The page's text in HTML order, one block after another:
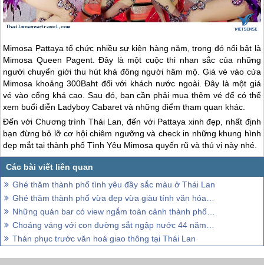
Mimosa Pattaya tổ chức nhiều sự kiện hàng năm, trong đó nổi bật là
Mimosa Queen Pagent. Đây là một cuộc thi nhan sắc của những
người chuyển giới thu hút khá đông người hâm mộ. Giá vé vào cửa
Mimosa khoảng 300Baht đối với khách nước ngoài. Đây là một giá
vé vào cổng khá cao. Sau đó, bạn cần phải mua thêm vé để có thể
xem buổi diễn Ladyboy Cabaret và những điểm tham quan khác.
Đến với Chương trình Thái Lan , đến với Pattaya xinh đẹp, nhất định
bạn đừng bỏ lỡ cơ hội chiêm ngưỡng và check in những khung hình
đẹp mắt tại thành phố Tình Yêu Mimosa quyến rũ và thú vị này nhé.
Ghé thăm thành phố tình yêu đầy sắc màu ở Thái Lan
Ghé thăm thành phố vừa đẹp vừa giàu tính văn hóa ở Thái Lan
Những quán bar có view ngắm toàn cảnh thành phố Bangkok của Thái Lan.
Choáng váng với con đường sắt ngập nước 44 năm nay nổi lên tại Thái Lan
Thán phục trước văn hoá giao thông tại Thái Lan